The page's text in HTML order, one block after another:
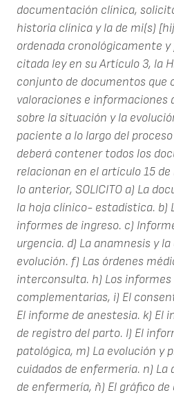
documentación clínica,
historia clínica y la de mi(s)
ordenada cronológicamente y
citada ley en su Artículo 3, la
conjunto de documentos que
valoraciones e informaciones
sobre la situación y la
paciente a lo largo del
deberá contener todos los
relacionan en el artículo 15
lo anterior, SOLICITO a) La
la hoja clínico- estadística. b)
informes de ingreso. c)
urgencia. d) La anamnesis y
evolución. f) Las órdenes
interconsulta. h) Los
complementarias, i) El
El informe de anestesia. k) El
de registro del parto. I) El
patológica, m) La evolución y
cuidados de enfermería. n) La
de enfermería, ñ) El gráfico